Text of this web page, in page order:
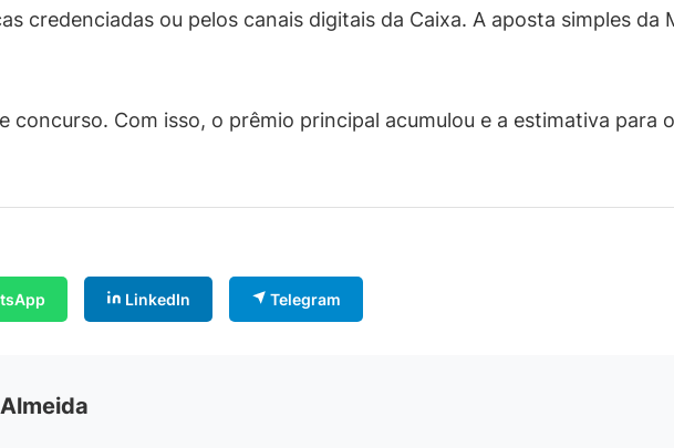
credenciadas ou pelos canais digitais da Caixa. A aposta simples da
concurso. Com isso, o prêmio principal acumulou e a estimativa para
LinkedIn Telegram